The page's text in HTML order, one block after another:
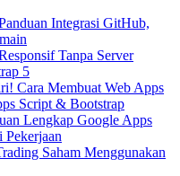
Integrasi GitHub,
Tanpa Server
5
Cara Membuat Web Apps
Script & Bootstrap
Lengkap Google Apps
Saham Menggunakan